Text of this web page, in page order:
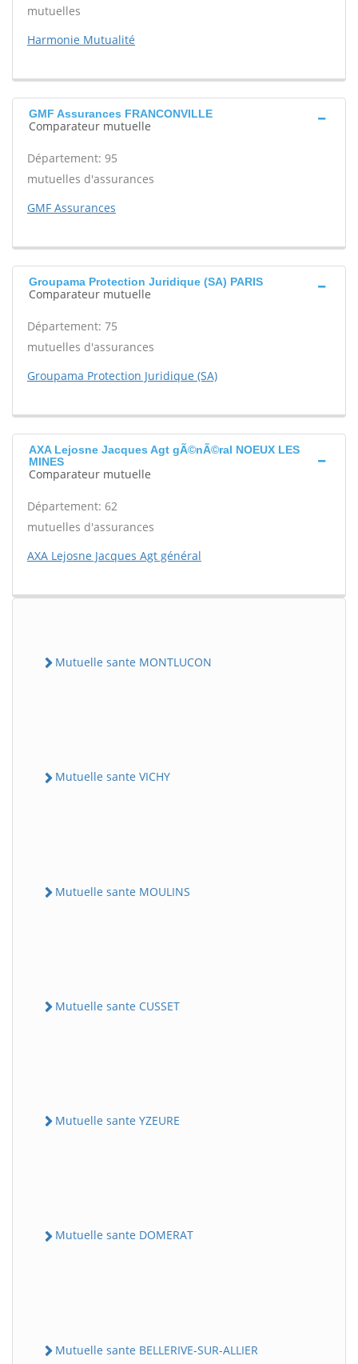
mutuelles
Harmonie Mutualité
GMF Assurances FRANCONVILLE
Comparateur mutuelle
Département: 95
mutuelles d'assurances
GMF Assurances
Groupama Protection Juridique (SA) PARIS
Comparateur mutuelle
Département: 75
mutuelles d'assurances
Groupama Protection Juridique (SA)
AXA Lejosne Jacques Agt gÃ©nÃ©ral NOEUX LES
MINES
Comparateur mutuelle
Département: 62
mutuelles d'assurances
AXA Lejosne Jacques Agt général
Mutuelle sante MONTLUCON
Mutuelle sante VICHY
Mutuelle sante MOULINS
Mutuelle sante CUSSET
Mutuelle sante YZEURE
Mutuelle sante DOMERAT
Mutuelle sante BELLERIVE-SUR-ALLIER